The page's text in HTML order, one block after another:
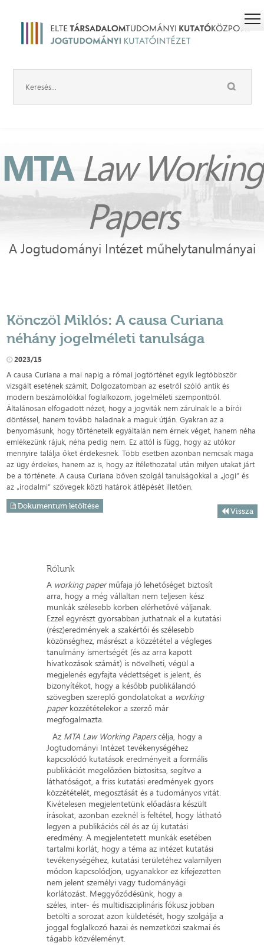
MTALaw Working
Papers
A Jogtudományi Intézet műhelytanulmányai
Könczöl Miklós: A causa Curiana
néhány jogelméleti tanulsága
2023/15
A causa Curiana a mai napig a római jogtörténet egyik legtöbbször
vizsgált esetének számít. Dolgozatomban az esetről szóló antik és
modern beszámolókkal foglalkozom, jogelméleti szempontból.
Általánosan elfogadott nézet, hogy a jogviták nem zárulnak le a bírói
döntéssel, hanem tovább haladnak a maguk útján. Gyakran az a
benyomásunk, hogy történeteik egyáltalán nem érnek véget, hanem néha
emlékezünk rájuk, néha pedig nem. Ez attól is függ, hogy az utókor
mennyire találja őket érdekesnek. Több esetben azonban nemcsak maga
az ügy érdekes, hanem az is, hogy az ítélethozatal után milyen utakat járt
be a története. A causa Curiana bőven szolgál tanulságokkal a „jogi” és
az „irodalmi” szövegek közti határok átlépését illetően.
Dokumentum letöltése
Vissza
Rólunk
A working paperműfaja jó lehetőséget biztosít
arra, hogy a még vállaltan nem teljesen kész
munkák szélesebb körben elérhetővé váljanak.
Ezzel egyrészt gyorsabban juthatnak el a kutatási
(rész)eredmények a szakértői és szélesebb
közönséghez, másrészt a közzététel a végleges
tanulmány ismertségét (és az arra kapott
hivatkozások számát) is növelheti, végül a
megjelenés egyfajta védettséget is jelent, és
bizonyítékot, hogy a később publikálandó
szövegben szereplő gondolatokat a working
paperközzétételekor a szerző már
megfogalmazta.
Az MTA Law Working Paperscélja, hogy a
Jogtudományi Intézet tevékenységéhez
kapcsolódó kutatások eredményeit a formális
publikációt megelőzően biztosítsa, segítve a
láthatóságot, a friss kutatási eredmények gyors
közzétételét, megosztását és a tudományos vitát.
Kivételesen megjelentetünk előadásra készült
írásokat, azonban ezeknél is feltétel, hogy látható
legyen a publikációs cél és az új kutatási
eredmény. A megjelentetett munkák esetében
tartalmi korlát, hogy a téma az intézet kutatási
tevékenységéhez, kutatási területéhez valamilyen
módon kapcsolódjon, ugyanakkor ez kifejezetten
nem jelent személyi vagy tudományági
korlátozást. Meggyőződésünk, hogy a
széles, inter- és multidiszciplináris fókusz jobban
betölti a sorozat azon küldetését, hogy szolgálja a
joggal foglalkozó hazai és nemzetközi szakmai és
tágabb közvéleményt.